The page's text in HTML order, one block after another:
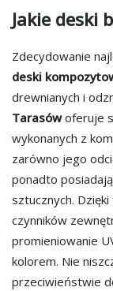
Jakie deski
Zdecydowanie
deski
drewnianych i
Tarasówoferuje
wykonanych z
zarówno jego
ponadto
sztucznych.
czynników
promieniowanie
kolorem. Nie
przeciwieństwie